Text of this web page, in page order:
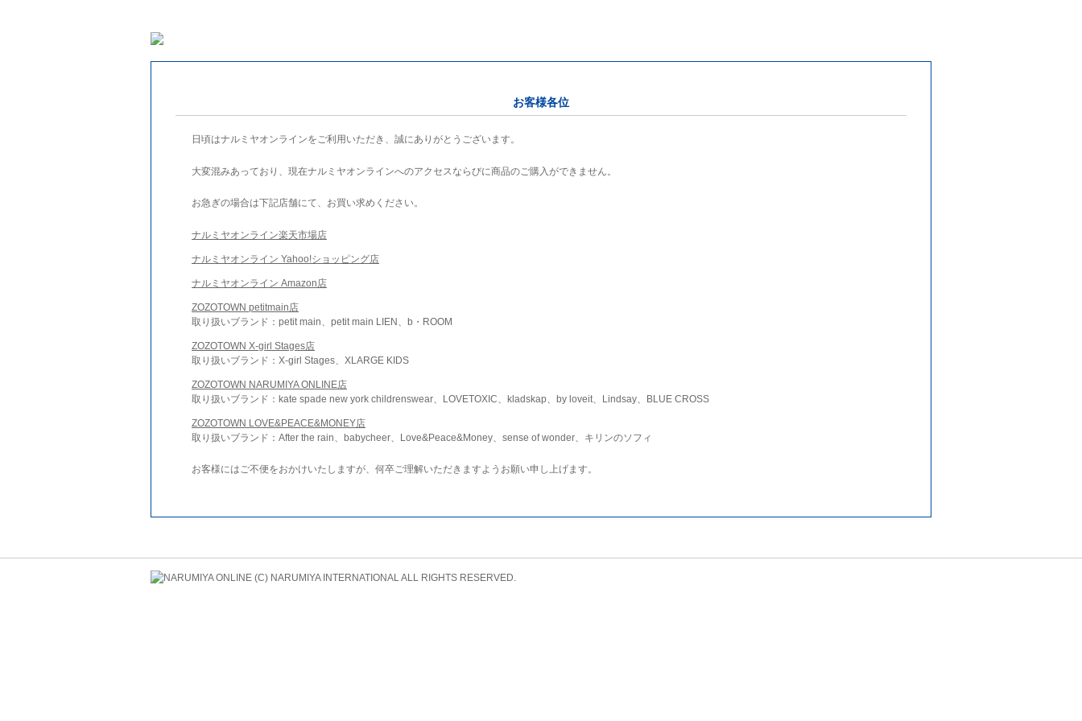
お客様各位
日頃はナルミヤオンラインをご利用いただき、誠にありがとうございます。
大変混みあっており、現在ナルミヤオンラインへのアクセスならびに商品のご購入ができません。
お急ぎの場合は下記店舗にて、お買い求めください。
ナルミヤオンライン楽天市場店
ナルミヤオンライン Yahoo!ショッピング店
ナルミヤオンライン Amazon店
ZOZOTOWN petitmain店
取り扱いブランド：petit main、petit main LIEN、b・ROOM
ZOZOTOWN X-girl Stages店
取り扱いブランド：X-girl Stages、XLARGE KIDS
ZOZOTOWN NARUMIYA ONLINE店
取り扱いブランド：kate spade new york childrenswear、LOVETOXIC、kladskap、by loveit、Lindsay、BLUE CROSS
ZOZOTOWN LOVE&PEACE&MONEY店
取り扱いブランド：After the rain、babycheer、Love&Peace&Money、sense of wonder、キリンのソフィ
お客様にはご不便をおかけいたしますが、何卒ご理解いただきますようお願い申し上げます。